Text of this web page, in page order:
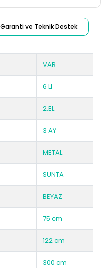
Garanti ve Teknik Destek
VAR
6 LI
2.EL
3 AY
METAL
SUNTA
BEYAZ
75 cm
122 cm
300 cm